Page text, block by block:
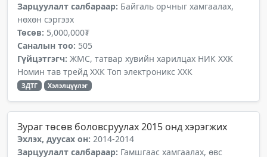
Зарцуулалт салбараар: Байгаль орчныг хамгаалах,
нөхөн сэргээх
Төсөв: 5,000,000₮
Саналын тоо: 505
Гүйцэтгэгч: ЖМС, татвар хувийн харилцах НИК ХХК
Номин тав трейд ХХК Топ электроникс ХХК
ЗДТГ Хэлэлцүүлэг
Зураг төсөв боловсруулах 2015 онд хэрэгжих
Эхлэх, дуусах он: 2014-2014
Зарцуулалт салбараар: Гамшгаас хамгаалах, өвс